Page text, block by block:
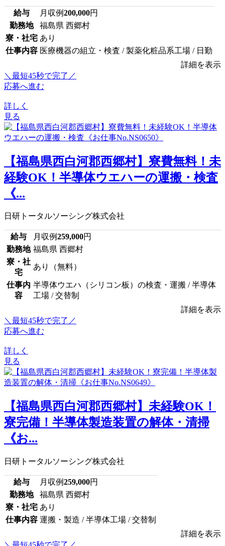
給与 月収例200,000円
勤務地
福島県 西郷村
寮・社宅 あり
仕事内容 医療機器の組立・検査 / 製薬化粧品系工場 / 日勤
詳細を表示
＼最短45秒で完了／
応募へ進む
詳しく
見る
【福島県西白河郡西郷村】寮費無料！未
経験OK！半導体ウエハーの運搬・検査
《...
日研トータルソーシング株式会社
給与 月収例259,000円
勤務地 福島県 西郷村
寮・社
宅
あり（無料）
仕事内
容
半導体ウエハ（シリコン板）の検査・運搬 / 半導体
工場 / 交替制
詳細を表示
＼最短45秒で完了／
応募へ進む
詳しく
見る
【福島県西白河郡西郷村】未経験OK！
寮完備！半導体製造装置の解体・清掃
《お...
日研トータルソーシング株式会社
給与 月収例259,000円
勤務地
福島県 西郷村
寮・社宅 あり
仕事内容 運搬・製造 / 半導体工場 / 交替制
詳細を表示